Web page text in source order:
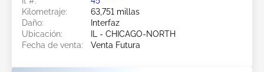
Kilometraje:
63,751 millas
Daño:
Interfaz
Ubicación:
IL - CHICAGO-NORTH
Fecha de venta:
Venta Futura